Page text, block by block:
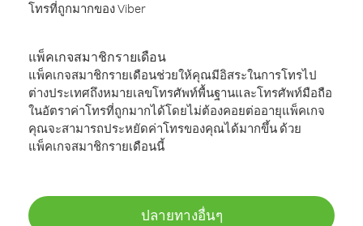
โทรที่ถูกมากของ Viber
แพ็คเกจสมาชิกรายเดือน
แพ็คเกจสมาชิกรายเดือนช่วยให้คุณมีอิสระในการโทรไป
ต่างประเทศถึงหมายเลขโทรศัพท์พื้นฐานและโทรศัพท์มือถือ
ในอัตราค่าโทรที่ถูกมากได้โดยไม่ต้องคอยต่ออายุแพ็คเกจ
คุณจะสามารถประหยัดค่าโทรของคุณได้มากขึ้น ด้วย
แพ็คเกจสมาชิกรายเดือนนี้
ปลายทางอื่นๆ